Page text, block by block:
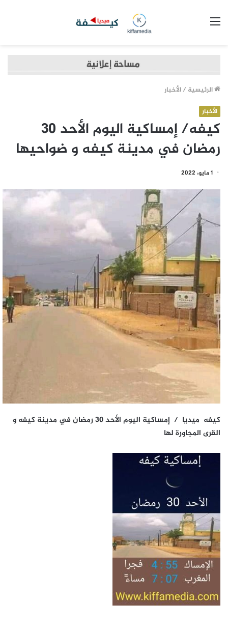
الرئيسية /الأخبار
الأخبار
كيفه/ إمساكية اليوم الأحد 30
رمضان في مدينة كيفه و ضواحيها
1 مايو، 2022
كيفه ميديا / إمساكية اليوم الأحد 30 رمضان في مدينة كيفه و
القرى المجاورة لها